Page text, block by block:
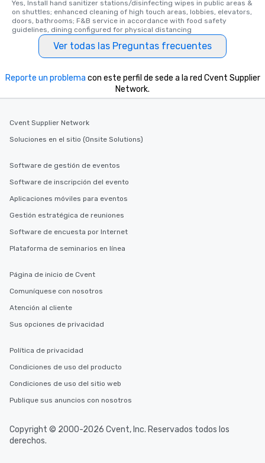
Yes, Install hand sanitizer stations/disinfecting wipes in public areas &
on shuttles; enhanced cleaning of high touch areas, lobbies, elevators,
doors, bathrooms; F&B service in accordance with food safety
guidelines, dining configured for physical distancing
Ver todas las Preguntas frecuentes
Reporte un problema con este perfil de sede a la red Cvent Supplier
Network.
Cvent Supplier Network
Soluciones en el sitio (Onsite Solutions)
Software de gestión de eventos
Software de inscripción del evento
Aplicaciones móviles para eventos
Gestión estratégica de reuniones
Software de encuesta por Internet
Plataforma de seminarios en línea
Página de inicio de Cvent
Comuníquese con nosotros
Atención al cliente
Sus opciones de privacidad
Política de privacidad
Condiciones de uso del producto
Condiciones de uso del sitio web
Publique sus anuncios con nosotros
Copyright © 2000-2026 Cvent, Inc. Reservados todos los
derechos.